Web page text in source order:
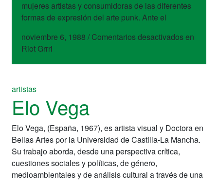
mujeres artistas y consumidoras de las diferentes
formas de expresión del arte punk. Ante el
noviembre 6, 1988 / Comentarios desactivadosen
Riot Grrrl
artistas
Elo Vega
Elo Vega, (España, 1967), es artista visual y Doctora en
Bellas Artes por la Universidad de Castilla-La Mancha.
Su trabajo aborda, desde una perspectiva crítica,
cuestiones sociales y políticas, de género,
medioambientales y de análisis cultural a través de una